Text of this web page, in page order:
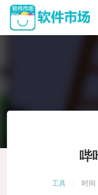
哔
工具 时间